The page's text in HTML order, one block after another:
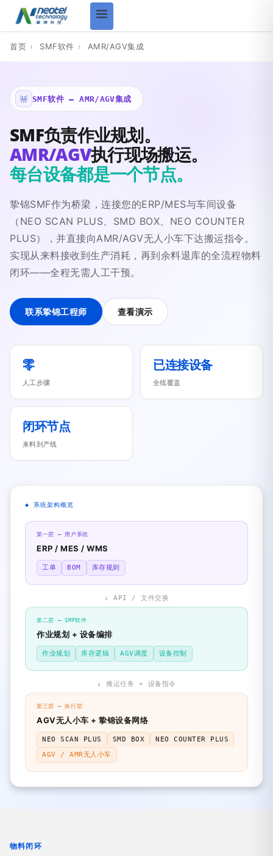
首页 › SMF软件 › AMR/AGV集成
SMF软件 — AMR/AGV集成
SMF负责作业规划。
AMR/AGV执行现场搬运。
每台设备都是一个节点。
挚锦SMF作为桥梁，连接您的ERP/MES与车间设备
（NEO SCAN PLUS、SMD BOX、NEO COUNTER
PLUS），并直接向AMR/AGV无人小车下达搬运指令。
实现从来料接收到生产消耗，再到余料退库的全流程物料
闭环——全程无需人工干预。
联系挚锦工程师 查看演示
零
人工步骤
已连接设备
全线覆盖
闭环节点
来料到产线
◆ 系统架构概览
第一层 — 用户系统
ERP / MES / WMS
工单 BOM 库存规则
↓ API / 文件交换
第二层 — SMF软件
作业规划 + 设备编排
作业规划 库存逻辑 AGV调度 设备控制
↓ 搬运任务 + 设备指令
第三层 — 执行层
AGV无人小车 + 挚锦设备网络
NEO SCAN PLUS SMD BOX
NEO COUNTER PLUS
AGV / AMR无人小车
物料闭环